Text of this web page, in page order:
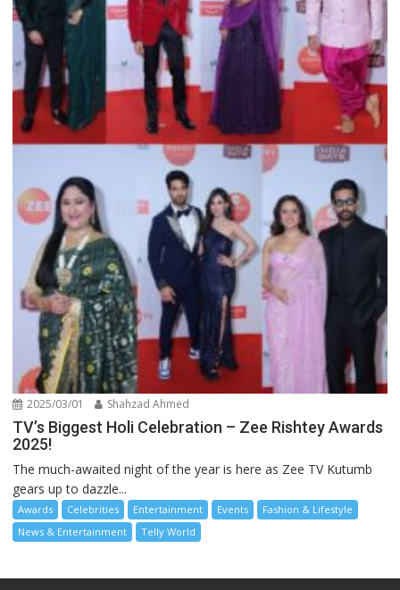
2025/03/01 Shahzad Ahmed
TV’s Biggest Holi Celebration – Zee Rishtey Awards
2025!
The much-awaited night of the year is here as Zee TV Kutumb
gears up to dazzle...
Awards Celebrities Entertainment Events
Fashion & Lifestyle
News & Entertainment
Telly World